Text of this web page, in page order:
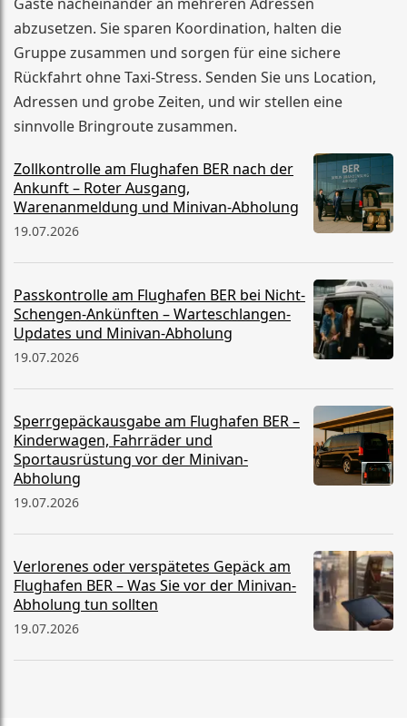
abzusetzen. Sie sparen Koordination, halten die
Gruppe zusammen und sorgen für eine sichere
Rückfahrt ohne Taxi-Stress. Senden Sie uns Location,
Adressen und grobe Zeiten, und wir stellen eine
sinnvolle Bringroute zusammen.
Zollkontrolle am Flughafen BER nach der
Ankunft – Roter Ausgang,
Warenanmeldung und Minivan-Abholung
19.07.2026
Passkontrolle am Flughafen BER bei Nicht-
Schengen-Ankünften – Warteschlangen-
Updates und Minivan-Abholung
19.07.2026
Sperrgepäckausgabe am Flughafen BER –
Kinderwagen, Fahrräder und
Sportausrüstung vor der Minivan-
Abholung
19.07.2026
Verlorenes oder verspätetes Gepäck am
Flughafen BER – Was Sie vor der Minivan-
Abholung tun sollten
19.07.2026